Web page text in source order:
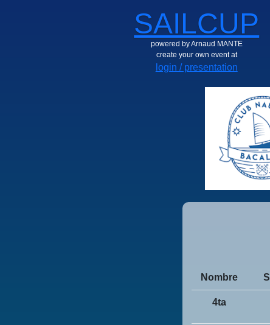
SAILCUP
powered by Arnaud MANTE
create your own event at
login / presentation
Nombre
4ta